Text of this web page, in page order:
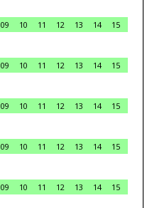
09 10 11 12 13 14
15
09 10 11 12 13 14
15
09 10 11 12 13 14
15
09 10 11 12 13 14
15
09 10 11 12 13 14
15